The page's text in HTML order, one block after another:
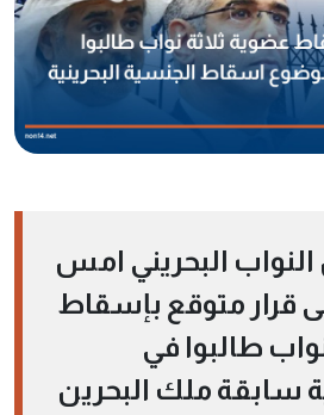
البحريني امس
قرار متوقع بإسقاط
طالبوا في
سابقة ملك البحرين